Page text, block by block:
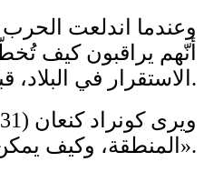
وعندما اندلعت الحرب
أنّهم يراقبون كيف
الاستقرار في البلاد، قبل أن يقرّروا العودة.
المنطقة، وكيف يمكن أن تؤثر على مستقبل لبنان، «لا أعتقد أنّ الصمود أمر إيجابي للغاية، إنّه مرهق».